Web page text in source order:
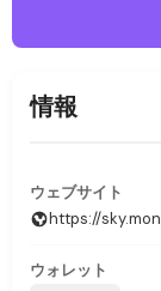
情報
ウェブサイト
https://
ウォレット